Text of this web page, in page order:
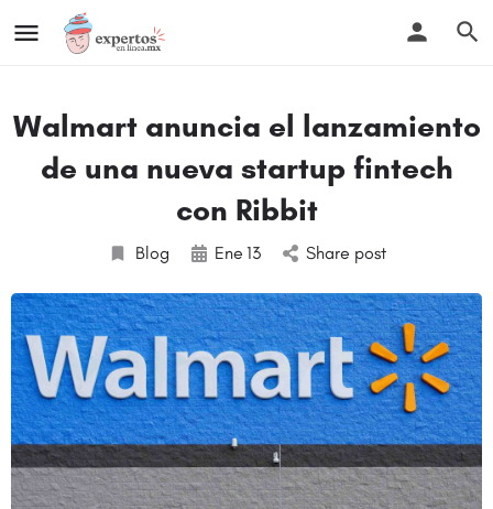
Walmart anuncia el lanzamiento
de una nueva startup fintech
con Ribbit
Blog Ene 13 Share post